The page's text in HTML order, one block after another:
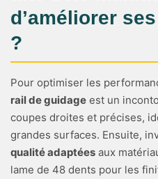
d’améliorer
?
Pour optimiser les
rail de guidage est un
coupes droites et précises,
grandes surfaces. Ensuite,
qualité adaptées aux
lame de 48 dents pour les